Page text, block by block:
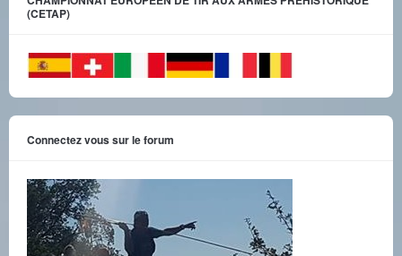
(CETAP)
Connectez vous sur le forum